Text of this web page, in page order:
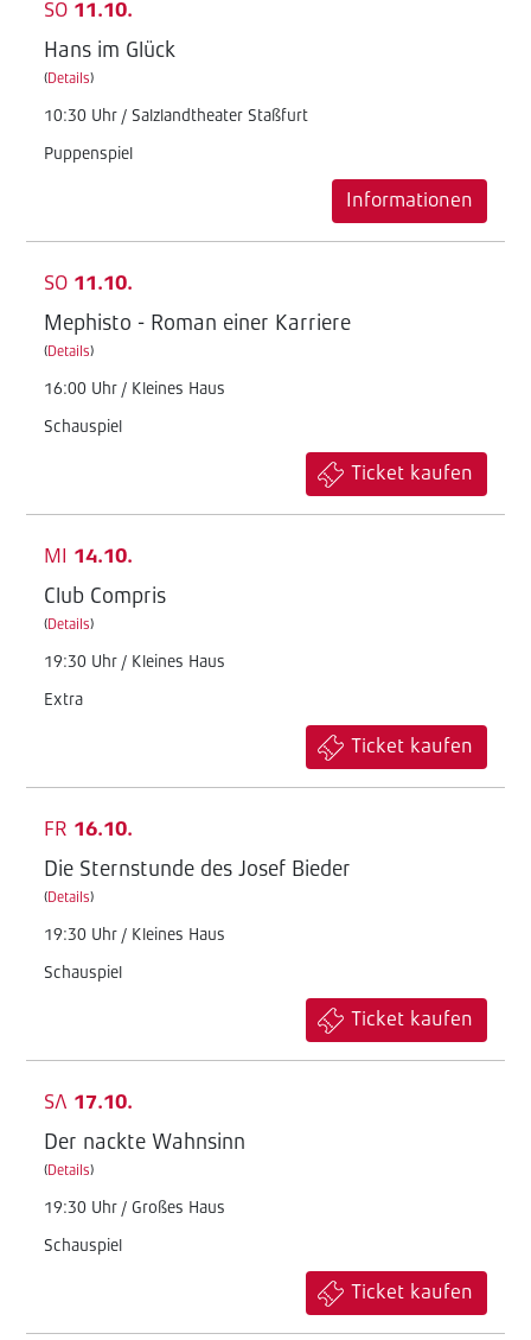
SO 11.10.
Hans im Glück
(Details)
10:30 Uhr / Salzlandtheater Staßfurt
Puppenspiel
Informationen
SO 11.10.
Mephisto - Roman einer Karriere
(Details)
16:00 Uhr / Kleines Haus
Schauspiel
Ticket kaufen
MI 14.10.
Club Compris
(Details)
19:30 Uhr / Kleines Haus
Extra
Ticket kaufen
FR 16.10.
Die Sternstunde des Josef Bieder
(Details)
19:30 Uhr / Kleines Haus
Schauspiel
Ticket kaufen
SA 17.10.
Der nackte Wahnsinn
(Details)
19:30 Uhr / Großes Haus
Schauspiel
Ticket kaufen